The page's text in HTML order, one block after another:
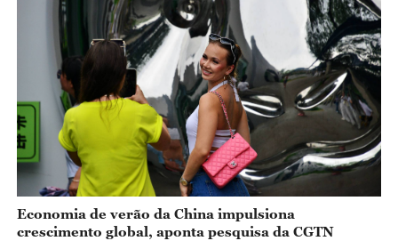
Economia de verão da China impulsiona
crescimento global, aponta pesquisa da CGTN